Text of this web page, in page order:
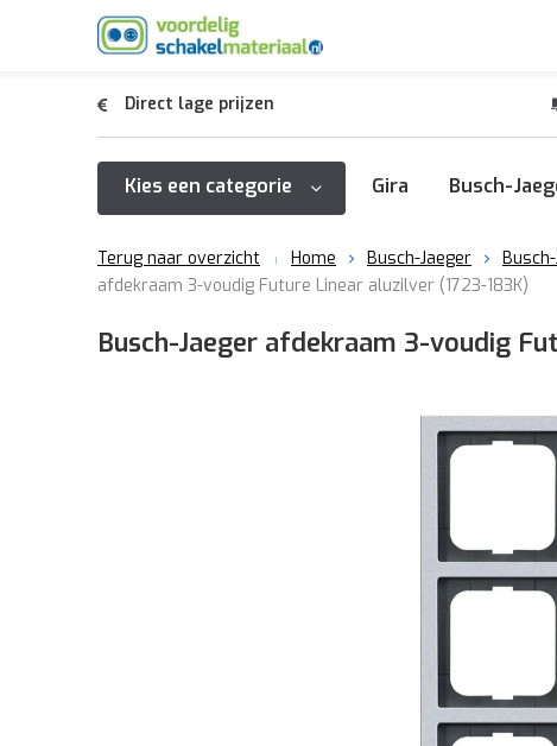
Direct lage prijzen
Kies een categorie Gira Busch-
Terug naar overzicht Home Busch-Jaeger
afdekraam 3-voudig Future Linear aluzilver (1723-183K)
Busch-Jaeger afdekraam 3-voudig